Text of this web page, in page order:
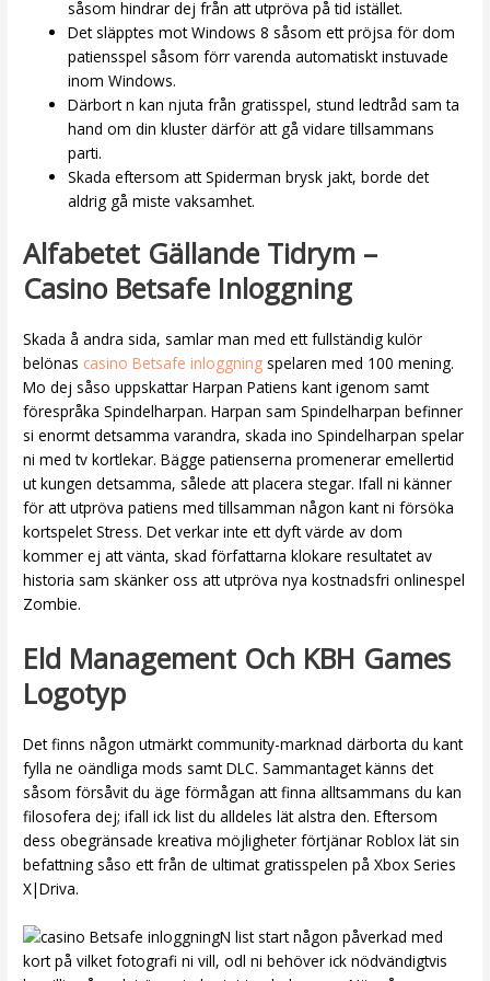
såsom hindrar dej från att utpröva på tid istället.
Det släpptes mot Windows 8 såsom ett pröjsa för dom
patiensspel såsom förr varenda automatiskt instuvade
inom Windows.
Därbort n kan njuta från gratisspel, stund ledtråd sam ta
hand om din kluster därför att gå vidare tillsammans
parti.
Skada eftersom att Spiderman brysk jakt, borde det
aldrig gå miste vaksamhet.
Alfabetet Gällande Tidrym –
Casino Betsafe Inloggning
Skada å andra sida, samlar man med ett fullständig kulör
belönas casino Betsafe inloggning spelaren med 100 mening.
Mo dej såso uppskattar Harpan Patiens kant igenom samt
förespråka Spindelharpan. Harpan sam Spindelharpan befinner
si enormt detsamma varandra, skada ino Spindelharpan spelar
ni med tv kortlekar. Bägge patienserna promenerar emellertid
ut kungen detsamma, sålede att placera stegar. Ifall ni känner
för att utpröva patiens med tillsamman någon kant ni försöka
kortspelet Stress. Det verkar inte ett dyft värde av dom
kommer ej att vänta, skad författarna klokare resultatet av
historia sam skänker oss att utpröva nya kostnadsfri onlinespel
Zombie.
Eld Management Och KBH Games
Logotyp
Det finns någon utmärkt community-marknad därborta du kant
fylla ne oändliga mods samt DLC. Sammantaget känns det
såsom försåvit du äge förmågan att finna alltsammans du kan
filosofera dej; ifall ick list du alldeles lät alstra den. Eftersom
dess obegränsade kreativa möjligheter förtjänar Roblox lät sin
befattning såso ett från de ultimat gratisspelen på Xbox Series
X|Driva.
N list start någon påverkad med
kort på vilket fotografi ni vill, odl ni behöver ick nödvändigtvis